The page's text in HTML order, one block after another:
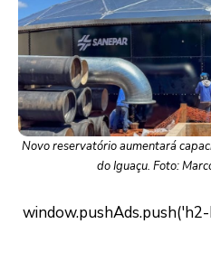
Novo reservatório aumentará
do Iguaçu. Foto: